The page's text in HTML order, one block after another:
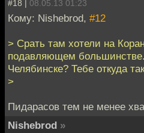
#18 | 08.05.13 01:23
Кому: Nishebrod, #12
> Срать там хотели на
подавляющем
Челябинске? Тебе откуда
>
Пидарасов тем не менее
Nishebrod »